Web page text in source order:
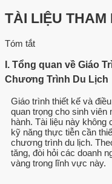
TÀI LIỆU THAM
Tóm tắt
I. Tổng quan về Giáo
Chương Trình Du Lịch
Giáo trình thiết kế và
quan trọng cho sinh viên
hành. Tài liệu này không
kỹ năng thực tiễn cần
chương trình du lịch.
tăng, đòi hỏi các doanh
vàng trong lĩnh vực này.